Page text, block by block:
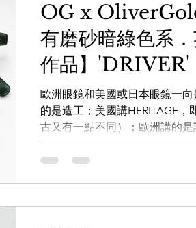
ZEISS MASAHIRO
DITA 10EYEVAN
OLVER PEOPLES 999.9
OG x
有磨砂暗綠色系
作品】'DRIVER'
歐洲眼鏡和美國或日本眼鏡一
的是造工；美國講HERITAGE
古又有一點不同）；歐洲講的
又有自己所堅持的地方。君不
ITALIA...